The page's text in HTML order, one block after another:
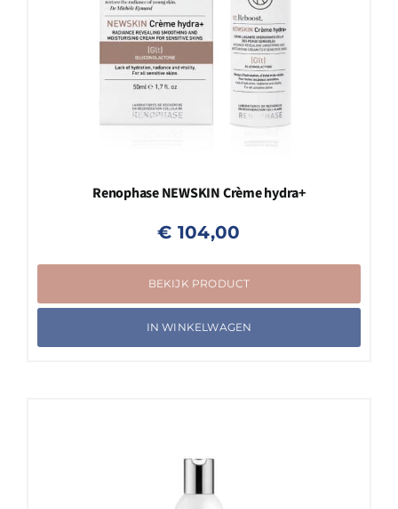
Renophase NEWSKIN Crème hydra+
€ 104,00
BEKIJK PRODUCT
IN WINKELWAGEN